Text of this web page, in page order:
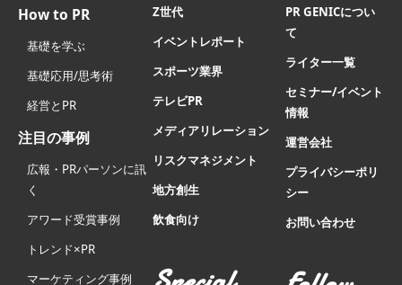
How to PR
基礎を学ぶ
基礎応用/思考術
経営とPR
注目の事例
広報・PRパーソンに訊
く
アワード受賞事例
トレンド×PR
マーケティング事例
Z世代
イベントレポート
スポーツ業界
テレビPR
メディアリレーション
リスクマネジメント
地方創生
飲食向け
PR GENICについ
て
ライター一覧
セミナー/イベント
情報
運営会社
プライバシーポリ
シー
お問い合わせ